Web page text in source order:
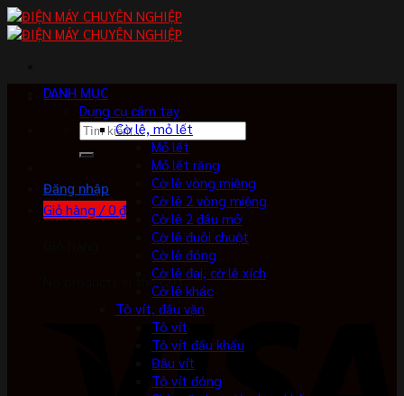
Skip
to
Tìm
kiếm:
Đăng nhập
Giỏ hàng /0 ₫
No products in the cart.
DANH MỤC
Dụng cụ cầm tay
Cờ lê, mỏ lết
Mỏ lết
Mỏ lết răng
Cờ lê vòng miệng
Cờ lê 2 vòng miệng
Cờ lê 2 đầu mở
Cờ lê đuôi chuột
Cờ lê đóng
Cờ lê đai, cờ lê xích
Cờ lê khác
Tô vít, đầu vặn
Tô vít
Tô vít đầu khẩu
Đầu vít
Tô vít đóng